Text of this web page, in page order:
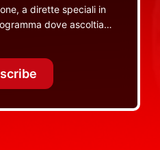
a dirette speciali in
dove ascoltiamo
nessuna altra parte